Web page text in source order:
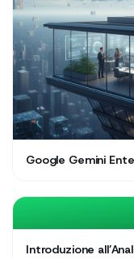
Google Gemini
Introduzione